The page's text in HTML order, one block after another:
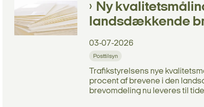
Ny
landsdækkende
03-07-2026
Posttilsyn
Trafikstyrelsens nye
procent af brevene i den
brevomdeling nu leveres til